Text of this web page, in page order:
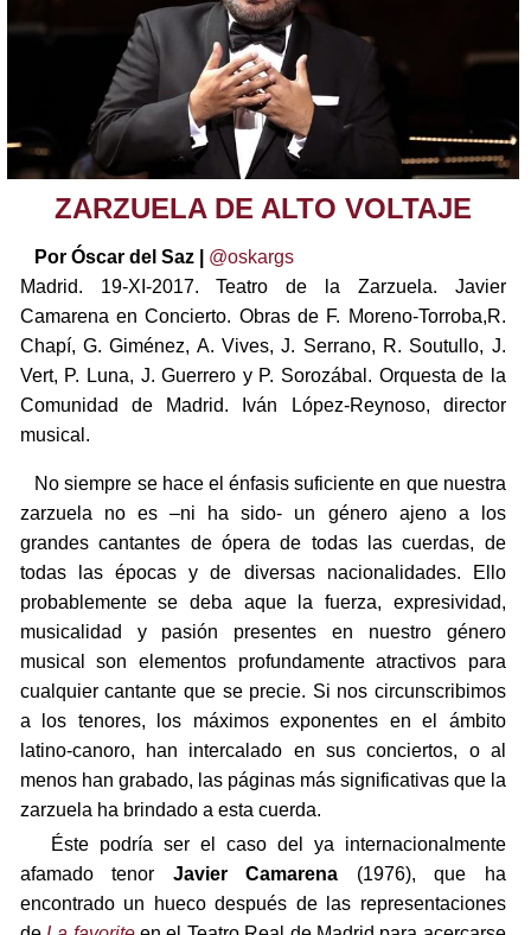
ZARZUELA DE ALTO VOLTAJE
Por Óscar del Saz |
@oskargs
Madrid. 19-XI-2017. Teatro de la Zarzuela. Javier
Camarena en Concierto. Obras de F. Moreno-Torroba,R.
Chapí, G. Giménez, A. Vives, J. Serrano, R. Soutullo, J.
Vert, P. Luna, J. Guerrero y P. Sorozábal. Orquesta de la
Comunidad de Madrid. Iván López-Reynoso, director
musical.
No siempre se hace el énfasis suficiente en que nuestra
zarzuela no es –ni ha sido- un género ajeno a los
grandes cantantes de ópera de todas las cuerdas, de
todas las épocas y de diversas nacionalidades. Ello
probablemente se deba aque la fuerza, expresividad,
musicalidad y pasión presentes en nuestro género
musical son elementos profundamente atractivos para
cualquier cantante que se precie. Si nos circunscribimos
a los tenores, los máximos exponentes en el ámbito
latino-canoro, han intercalado en sus conciertos, o al
menos han grabado, las páginas más significativas que la
zarzuela ha brindado a esta cuerda.
Éste podría ser el caso del ya internacionalmente
afamado tenor Javier Camarena (1976), que ha
encontrado un hueco después de las representaciones